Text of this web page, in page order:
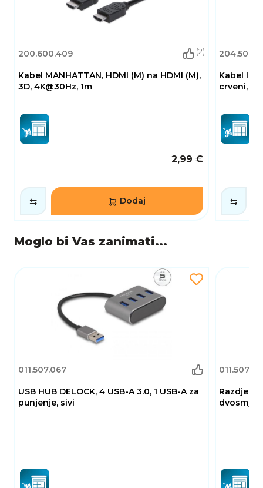
200.600.409 (2)
Kabel MANHATTAN, HDMI (M) na HDMI (M),
3D, 4K@30Hz, 1m
2,99 €
Dodaj
Kabel
crveni, 1m
Moglo bi Vas zanimati...
011.507.067
USB HUB DELOCK, 4 USB-A 3.0, 1 USB-A za
punjenje, sivi
011.507.110